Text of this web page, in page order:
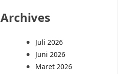
Archives
Juli 2026
Juni 2026
Maret 2026